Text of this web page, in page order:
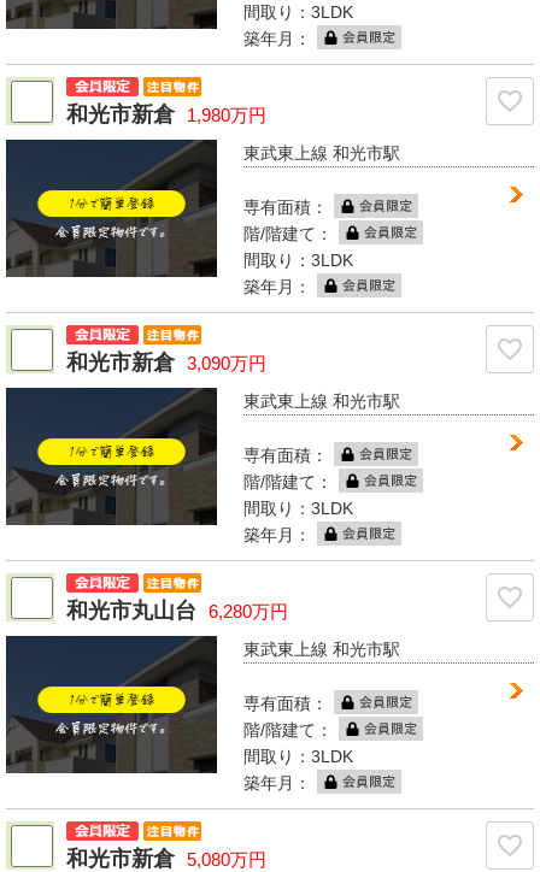
間取り：3LDK
築年月：
和光市新倉 1,980万円
東武東上線 和光市駅
専有面積：
階/階建て：
間取り：3LDK
築年月：
和光市新倉 3,090万円
東武東上線 和光市駅
専有面積：
階/階建て：
間取り：3LDK
築年月：
和光市丸山台 6,280万円
東武東上線 和光市駅
専有面積：
階/階建て：
間取り：3LDK
築年月：
和光市新倉 5,080万円